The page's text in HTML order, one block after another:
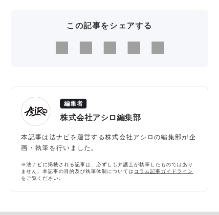
この記事をシェアする
編集者
株式会社アシロ編集部
本記事は法ナビを運営する株式会社アシロの編集部が企
画・執筆を行いました。
※法ナビに掲載される記事は、必ずしも弁護士が執筆したものではあり
ません。本記事の目的及び執筆体制については コラム記事ガイドライン
をご覧ください。